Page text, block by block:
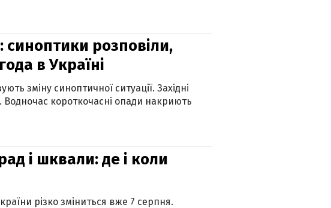
синоптики розповіли,
в Україні
зміну синоптичної ситуації. Західні
короткочасні опади накриють
і шквали: де і коли
різко зміниться вже 7 серпня.